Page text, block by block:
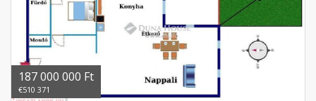
187 000 000 Ft
€510 371